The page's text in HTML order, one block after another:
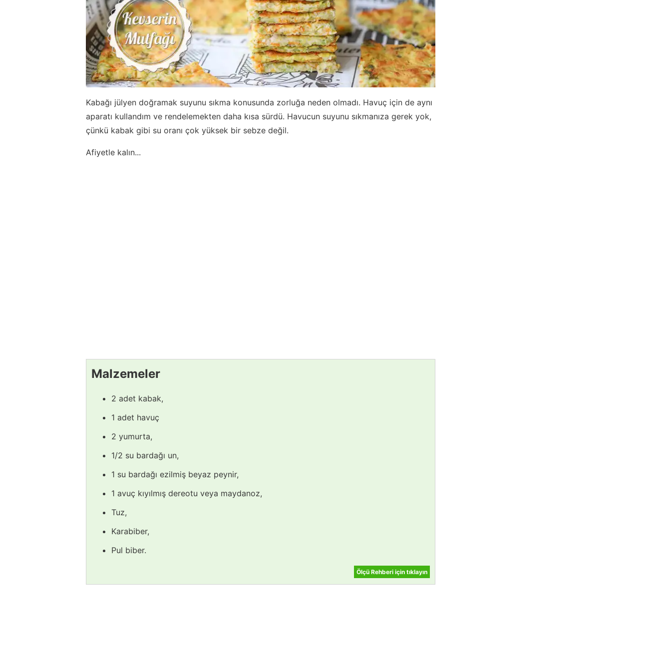
Kabağı jülyen doğramak suyunu sıkma konusunda zorluğa neden olmadı. Havuç için de aynı
aparatı kullandım ve rendelemekten daha kısa sürdü. Havucun suyunu sıkmanıza gerek yok,
çünkü kabak gibi su oranı çok yüksek bir sebze değil.
Afiyetle kalın...
Malzemeler
2 adet kabak,
1 adet havuç
2 yumurta,
1/2 su bardağı un,
1 su bardağı ezilmiş beyaz peynir,
1 avuç kıyılmış dereotu veya maydanoz,
Tuz,
Karabiber,
Pul biber.
Ölçü Rehberi için tıklayın